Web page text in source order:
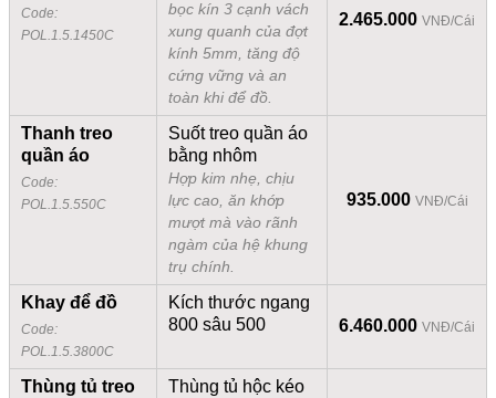
Code:
POL.1.5.1450C
bọc kín 3 cạnh vách
xung quanh của đợt
kính 5mm, tăng độ
cứng vững và an
toàn khi để đồ.
2.465.000 VNĐ/Cái
Thanh treo
quần áo
Code:
POL.1.5.550C
Suốt treo quần áo
bằng nhôm
Hợp kim nhẹ, chịu
lực cao, ăn khớp
mượt mà vào rãnh
ngàm của hệ khung
trụ chính.
935.000 VNĐ/Cái
Khay để đồ
Code:
POL.1.5.3800C
Kích thước ngang
800 sâu 500
6.460.000 VNĐ/Cái
Thùng tủ treo Thùng tủ hộc kéo